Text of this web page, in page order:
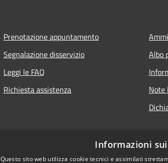
Prenotazione appuntamento
Segnalazione disservizio
Leggi le FAQ
Richiesta assistenza
Albo
Note
Informazioni
Questo sito web utilizza cookie tecnici e assimilati